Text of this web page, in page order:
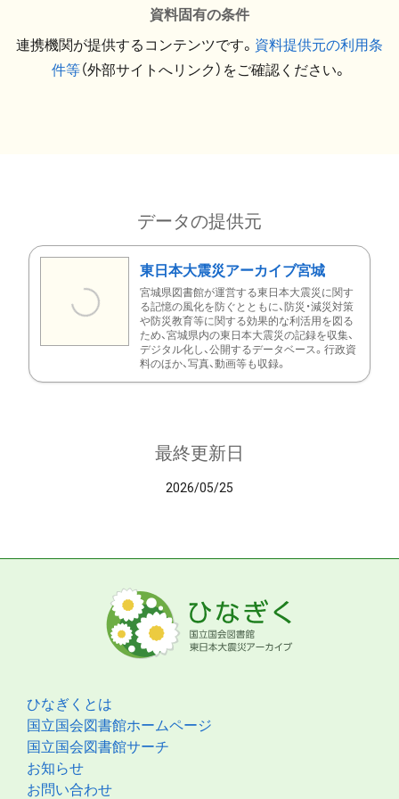
資料固有の条件
連携機関が提供するコンテンツです。 資料提供元の利用条
件等（外部サイトへリンク）をご確認ください。
データの提供元
東日本大震災アーカイブ宮城
宮城県図書館が運営する東日本大震災に関す
る記憶の風化を防ぐとともに、防災・減災対策
や防災教育等に関する効果的な利活用を図る
ため、宮城県内の東日本大震災の記録を収集、
デジタル化し、公開するデータベース。行政資
料のほか、写真、動画等も収録。
最終更新日
2026/05/25
ひなぎくとは
国立国会図書館ホームページ
国立国会図書館サーチ
お知らせ
お問い合わせ